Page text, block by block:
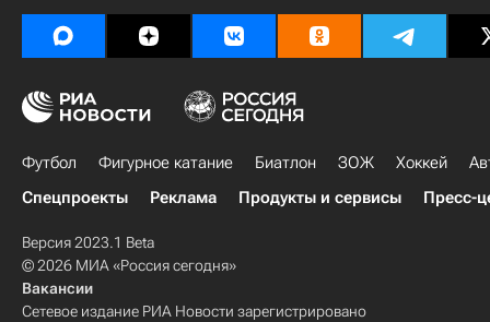
Футбол Фигурное катание Биатлон ЗОЖ Хоккей
Спецпроекты
Реклама Продукты и сервисы Пресс-
Версия 2023.1 Beta
© 2026 МИА «Россия сегодня»
Вакансии
Сетевое издание РИА Новости зарегистрировано